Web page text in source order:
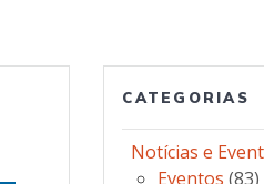
CATEGORIAS
Notícias e
Eventos (83)